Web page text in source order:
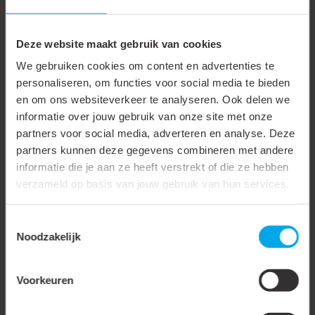
Deze website maakt gebruik van cookies
We gebruiken cookies om content en advertenties te
personaliseren, om functies voor social media te bieden
en om ons websiteverkeer te analyseren. Ook delen we
informatie over jouw gebruik van onze site met onze
partners voor social media, adverteren en analyse. Deze
partners kunnen deze gegevens combineren met andere
informatie die je aan ze heeft verstrekt of die ze hebben
verzameld op basis van jouw gebruik van hun services.
Noodzakelijk
Voorkeuren
1
Op zoek naar andere producten?
Opstelmateriaal
Airco steunen
Condensafvoermateriaal
montagecomponenten ontstaat een overzichtelijke en
betrouwbare installatie. De materialen maken het mogelijk om